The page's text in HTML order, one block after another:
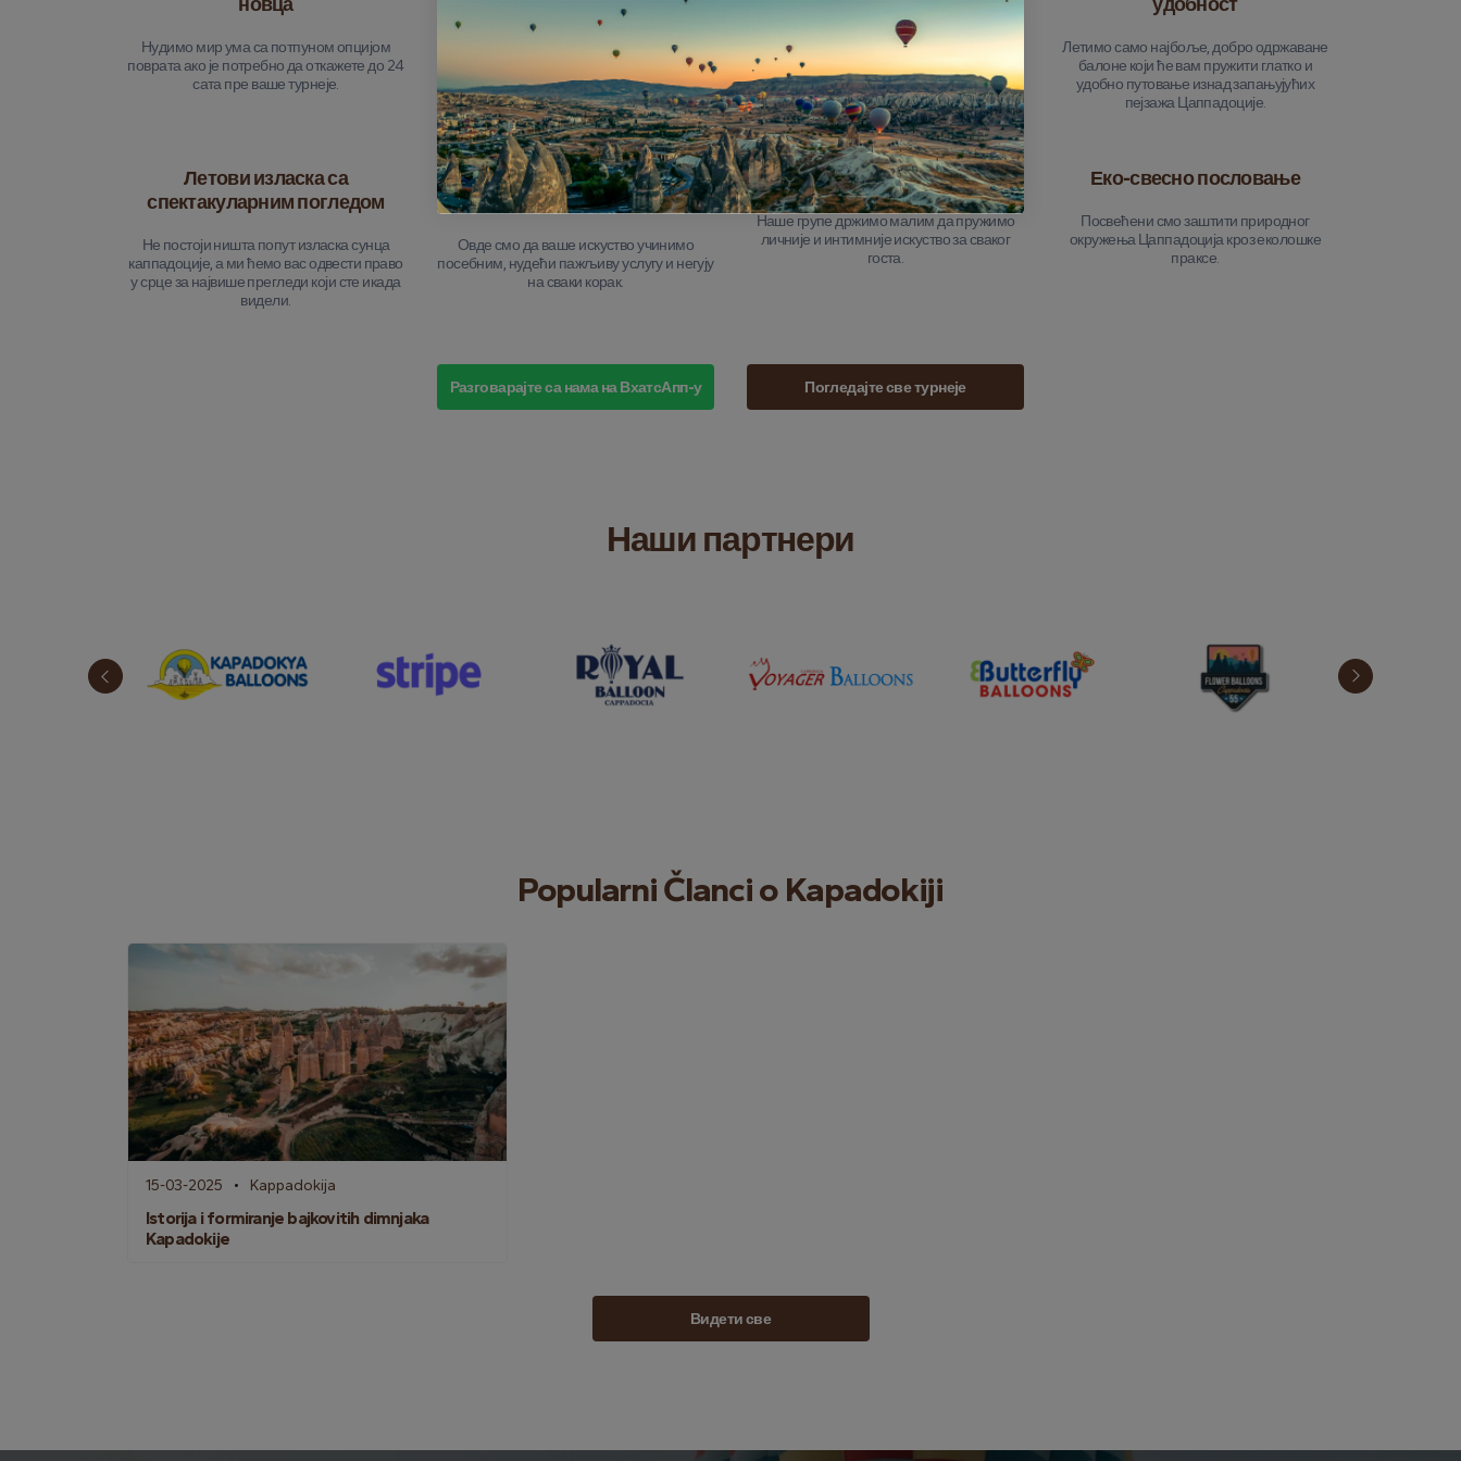
Нудимо мир ума са потпуном опцијом
поврата ако је потребно да откажете до 24
сата пре ваше турнеје.
Сваки лет је у потпуности осигуран, тако
да се можете фокусирати на уживање у
искуству без икаквих брига.
Наш тим квалификованих пилота има
године искуства у навигацији
каппадокијевих неба, осигуравајући да је
ваш лет сигуран и незабораван.
Летимо само најбоље, добро одржаване
балоне који ће вам пружити глатко и
удобно путовање изнад запањујућих
пејзажа Цаппадоције.
Летови изласка са
спектакуларним погледом
Не постоји ништа попут изласка сунца
каппадоције, а ми ћемо вас одвести право
у срце за највише прегледи који сте икада
видели.
Персонализована услуга од
почетка до краја
Овде смо да ваше искуство учинимо
посебним, нудећи пажљиву услугу и негују
на сваки корак.
Величине мале групе
Наше групе држимо малим да пружимо
личније и интимније искуство за сваког
госта.
Еко-свесно пословање
Посвећени смо заштити природног
окружења Цаппадоција кроз еколошке
праксе.
Разговарајте са нама на ВхатсАпп-у Погледајте све турнеје
Наши партнери
Popularni Članci o Kapadokiji
15-03-2025 Kappadokija
Istorija i formiranje bajkovitih dimnjaka
Kapadokije
Видети све